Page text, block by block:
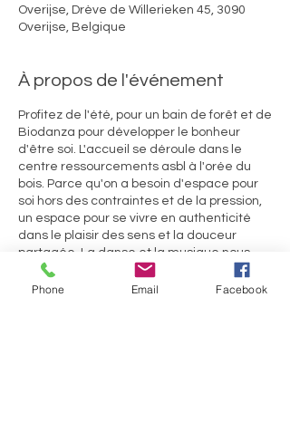
Overijse, Drève de Willerieken 45, 3090
Overijse, Belgique
À propos de l'événement
Profitez de l'été, pour un bain de forêt et de
Biodanza pour développer le bonheur
d'être soi. L'accueil se déroule dans le
centre ressourcements asbl à l'orée du
bois. Parce qu'on a besoin d'espace pour
soi hors des contraintes et de la pression,
un espace pour se vivre en authenticité
dans le plaisir des sens et la douceur
partagée. La danse et la musique nous
permettent de nous sentir intensément
vivant.e.s et dans la reliance les uns aux
Phone Email Facebook